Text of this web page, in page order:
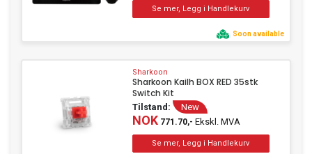
Soon available
Sharkoon
Sharkoon Kailh BOX RED 35stk
Switch Kit
Tilstand: New
NOK771.70,- Ekskl. MVA